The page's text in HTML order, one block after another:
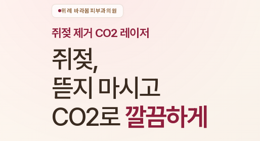
위례 바라봄피부과의원
쥐젖 제거 CO2 레이저
쥐젖,
뜯지 마시고
CO2로깔끔하게